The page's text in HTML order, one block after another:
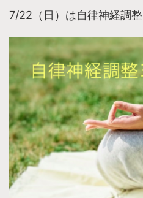
7/22（日）は自律神経調整